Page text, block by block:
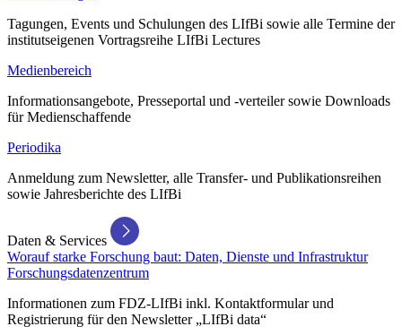
Tagungen, Events und Schulungen des LIfBi sowie alle Termine der
institutseigenen Vortragsreihe LIfBi Lectures
Medienbereich
Informationsangebote, Presseportal und -verteiler sowie Downloads
für Medienschaffende
Periodika
Anmeldung zum Newsletter, alle Transfer- und Publikationsreihen
sowie Jahresberichte des LIfBi
Daten & Services
Worauf starke Forschung baut: Daten, Dienste und Infrastruktur
Forschungsdatenzentrum
Informationen zum FDZ-LIfBi inkl. Kontaktformular und
Registrierung für den Newsletter „LIfBi data“